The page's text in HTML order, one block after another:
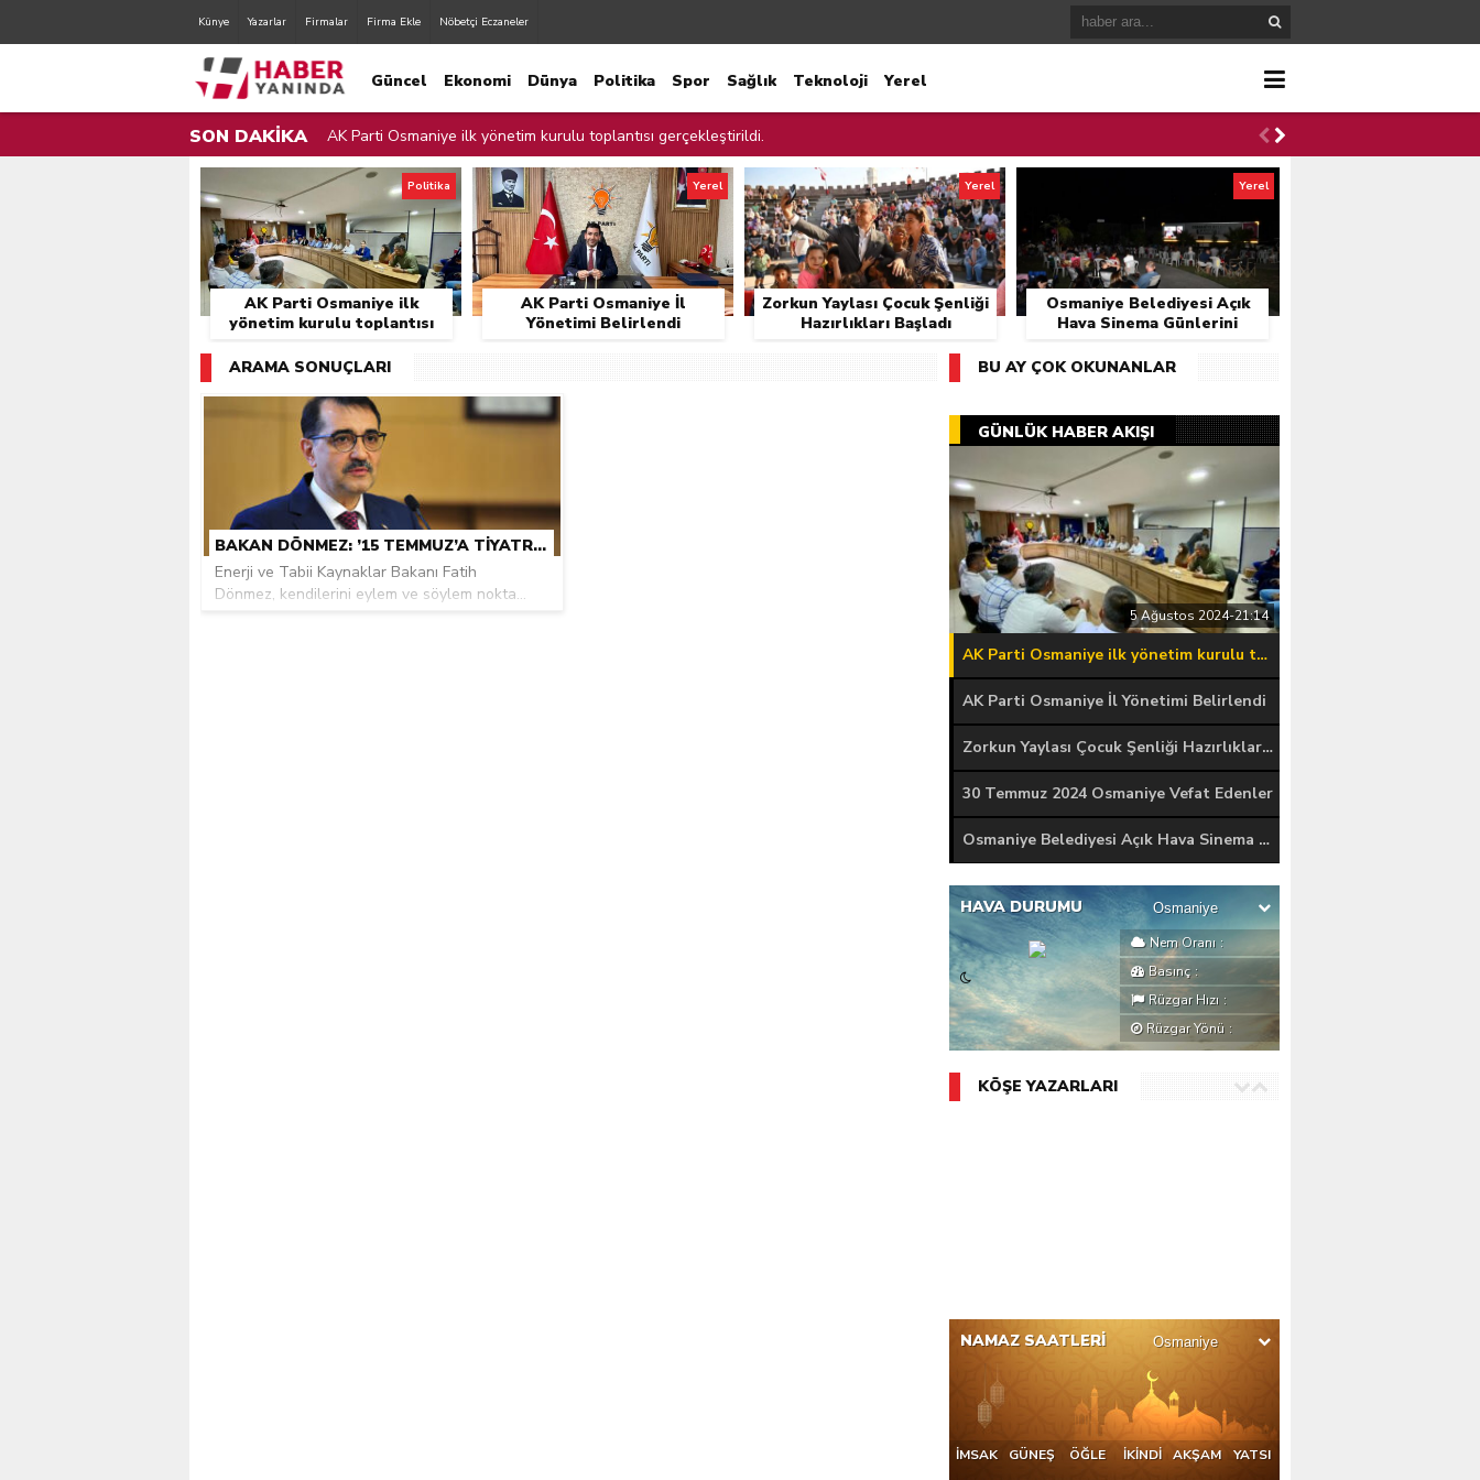
Künye Yazarlar Firmalar Firma Ekle Nöbetçi Eczaneler
Güncel Ekonomi Dünya Politika Spor Sağlık Teknoloji Yerel
SON DAKİKA AK Parti Osmaniye ilk yönetim kurulu toplantısı gerçekleştirildi.
AK Parti Osmaniye İl Yönetimi Belirlendi
Zorkun Yaylası Çocuk Şenliği Hazırlıkları Başladı
Orman Yangınları İle Mücadele İçin Cam Kırıkları Toplandı
Sulama Bendinden Mahsur Kalan Çocuğu Ekipler Kurtardı
Osmaniye Belediyesi Fırınları Denetledi
Osmaniye Valisi Erdinç Yılmaz Şehitliği Ziyaret Etti.
Zorkun Yaylası’nda Çevre Temizliği
Cumhurbaşkanı Erdoğan, AK Parti yerel yönetimler değerlendirme toplantısında konuştu
Kılıçdaroğlu’na siyasi cinayetler tepkisi
AK Parti Osmaniye ilk
yönetim kurulu toplantısı
Politika
AK Parti Osmaniye İl
Yönetimi Belirlendi
Yerel
Zorkun Yaylası Çocuk Şenliği
Hazırlıkları Başladı
Yerel
Osmaniye Belediyesi Açık
Hava Sinema Günlerini
Yerel
ARAMA SONUÇLARI
BAKAN DÖNMEZ: ’15 TEMMUZ’A TIYATRO DEME ZAVALLILIĞINI GÖSTERMEK ŞEHIT VE GAZILERIMIZIN HATIRALARINA DIL UZATMAKTIR’
Enerji ve Tabii Kaynaklar Bakanı Fatih
Dönmez, kendilerini eylem ve söylem nokta...
BU AY ÇOK OKUNANLAR
GÜNLÜK HABER AKIŞI
30 Temmuz 2024-23:07
AK Parti Osmaniye ilk yönetim kurulu toplantısı gerçekleştirildi.
AK Parti Osmaniye İl Yönetimi Belirlendi
Zorkun Yaylası Çocuk Şenliği Hazırlıkları Başladı
30 Temmuz 2024 Osmaniye Vefat Edenler
Osmaniye Belediyesi Açık Hava Sinema Günlerini Başlattı
HAVA DURUMU
Nem Oranı :
Basınç :
Rüzgar Hızı :
Rüzgar Yönü :
KÖŞE YAZARLARI
NAMAZ SAATLERİ
İMSAK GÜNEŞ ÖĞLE İKİNDİ AKŞAM YATSI